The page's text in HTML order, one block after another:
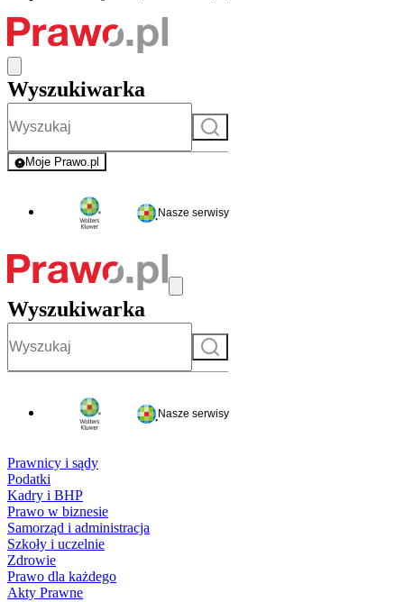
Wyszukiwarka
Szukaj
Moje Prawo.pl
- rejestracja i logowanie do serwisu
Nasze serwisy
Wyszukiwarka
Szukaj
Nasze serwisy
Prawnicy i sądy
Podatki
Kadry i BHP
Prawo w biznesie
Samorząd i administracja
Szkoły i uczelnie
Zdrowie
Prawo dla każdego
Akty Prawne